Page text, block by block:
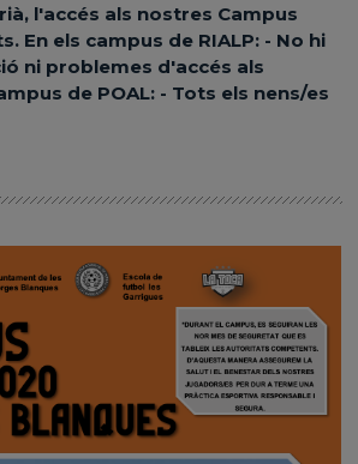
l'accés als nostres Campus
En els campus de RIALP: - No hi
ni problemes d'accés als
de POAL: - Tots els nens/es